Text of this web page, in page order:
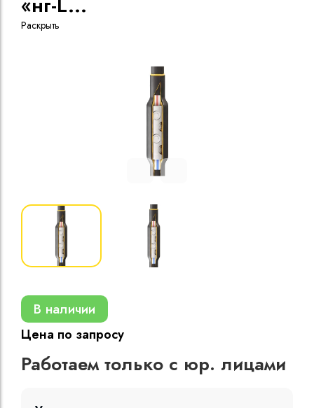
Раскрыть
В наличии
Цена по запросу
Работаем только с юр. лицами